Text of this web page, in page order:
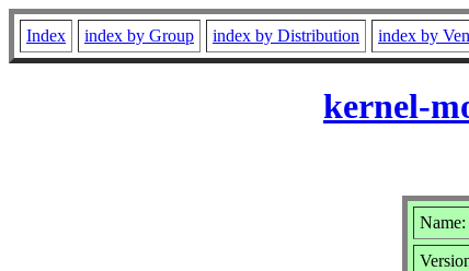
Index index by Group index by Distribution index by
kernel-